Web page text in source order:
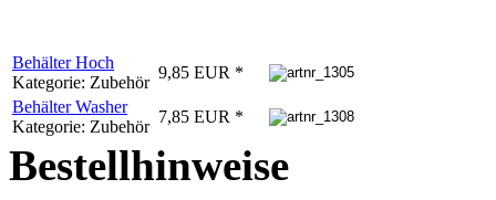
Behälter Hoch
Kategorie: Zubehör
9,85 EUR *
Behälter Washer
Kategorie: Zubehör
7,85 EUR *
Bestellhinweise